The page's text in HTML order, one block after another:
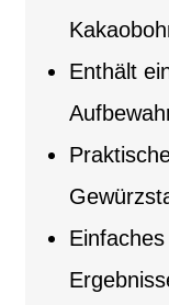
Enthält